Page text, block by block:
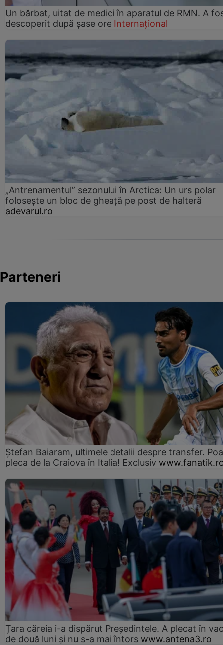
Un bărbat, uitat de medici în aparatul de RMN. A
descoperit după șase ore Internațional
„Antrenamentul” sezonului în Arctica: Un urs polar
folosește un bloc de gheață pe post de halteră
adevarul.ro
Parteneri
Ștefan Baiaram, ultimele detalii despre transfer.
pleca de la Craiova în Italia! Exclusiv
Țara căreia i-a dispărut Președintele. A plecat în
de două luni și nu s-a mai întors www.antena3.ro